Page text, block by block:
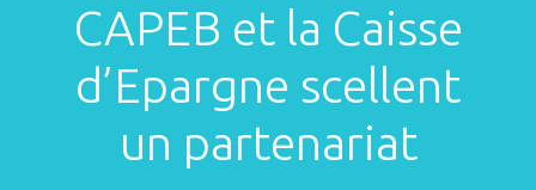
CAPEB et la Caisse
d’Epargne scellent
un partenariat